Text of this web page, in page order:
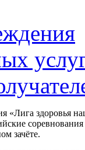
«Лига здоровья
зачёте.